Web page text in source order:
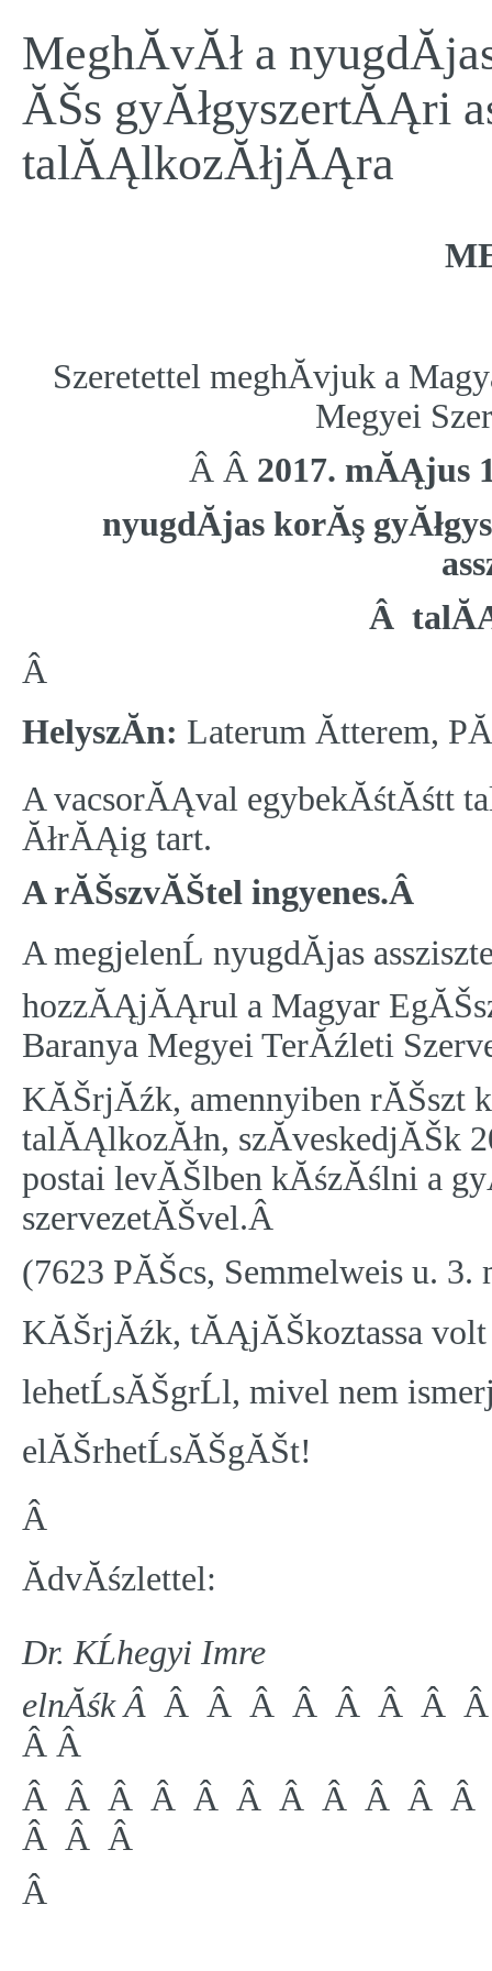
MeghĂ­vĂł a
ĂŠs gyĂłgyszertĂĄri
talĂĄlkozĂłjĂĄra
Szeretettel meghĂ­vjuk a
Megyei
Â Â 2017. mĂĄjus
nyugdĂ­jas korĂş
Â
Â
HelyszĂ­n: Laterum Ătterem,
A vacsorĂĄval egybekĂśtĂśtt
ĂłrĂĄig tart.
A rĂŠszvĂŠtel ingyenes.Â
A megjelenĹ nyugdĂ­jas
hozzĂĄjĂĄrul a Magyar
Baranya Megyei TerĂźleti
KĂŠrjĂźk, amennyiben rĂŠszt
talĂĄlkozĂłn, szĂ­veskedjĂŠk
postai levĂŠlben kĂśzĂślni a
szervezetĂŠvel.Â
(7623 PĂŠcs, Semmelweis u. 3.
KĂŠrjĂźk, tĂĄjĂŠkoztassa
lehetĹsĂŠgrĹl, mivel nem
elĂŠrhetĹsĂŠgĂŠt!
Â
ĂdvĂśzlettel:
Dr. KĹhegyi Imre
elnĂśk Â Â Â Â Â Â Â Â
Â Â
Â Â Â Â Â Â Â Â Â Â
Â Â Â
Â